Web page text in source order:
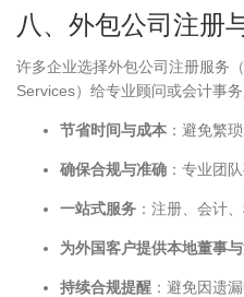
八、外包公司注册
许多企业选择外包公司注册服务
Services）给专业顾问或会计事
节省时间与成本 ：避免繁
确保合规与准确 ：专业团
一站式服务 ：注册、会计
为外国客户提供本地董事
持续合规提醒 ：避免因遗